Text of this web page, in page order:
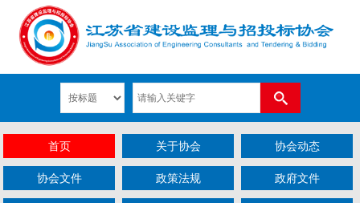
首页 关于协会 协会动态
协会文件 政策法规 政府文件